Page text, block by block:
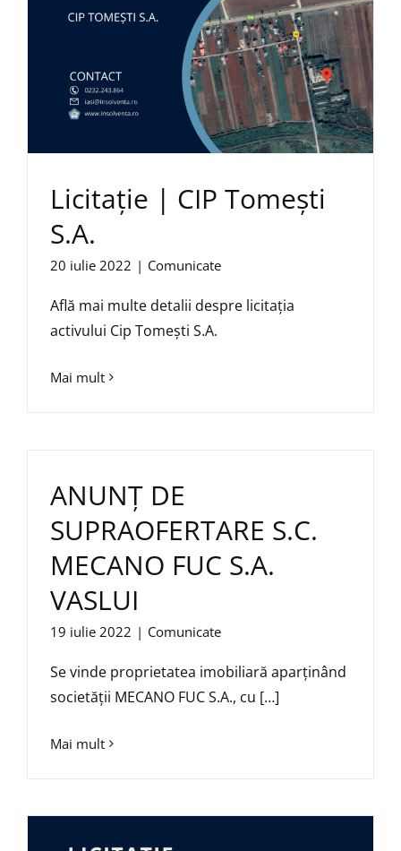
Licitație | CIP Tomeşti
S.A.
20 iulie 2022 | Comunicate
Află mai multe detalii despre licitația
activului Cip Tomești S.A.
Mai mult
ANUNȚ DE
SUPRAOFERTARE S.C.
MECANO FUC S.A.
VASLUI
19 iulie 2022 | Comunicate
Se vinde proprietatea imobiliară aparținând
societății MECANO FUC S.A., cu […]
Mai mult